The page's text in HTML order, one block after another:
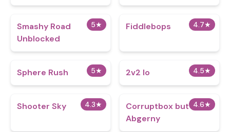
5★
Smashy Road
Unblocked
4.7★
Fiddlebops
5★
Sphere Rush 4.5★
2v2 Io
4.3★
Shooter Sky 4.6★
Corruptbox but
Abgerny